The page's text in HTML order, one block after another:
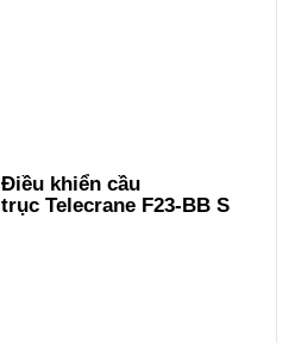
Điều khiển cầu
trục Telecrane F23-BB S